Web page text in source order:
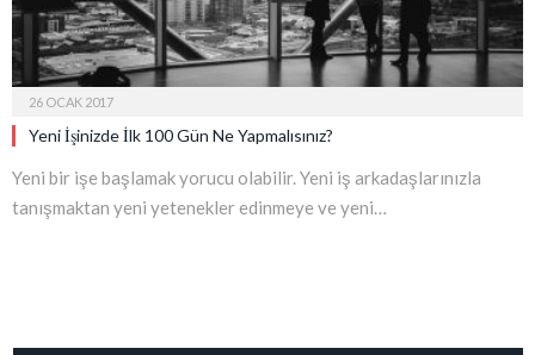
26 OCAK 2017
Yeni İşinizde İlk 100 Gün Ne Yapmalısınız?
Yeni bir işe başlamak yorucu olabilir. Yeni iş arkadaşlarınızla
tanışmaktan yeni yetenekler edinmeye ve yeni…